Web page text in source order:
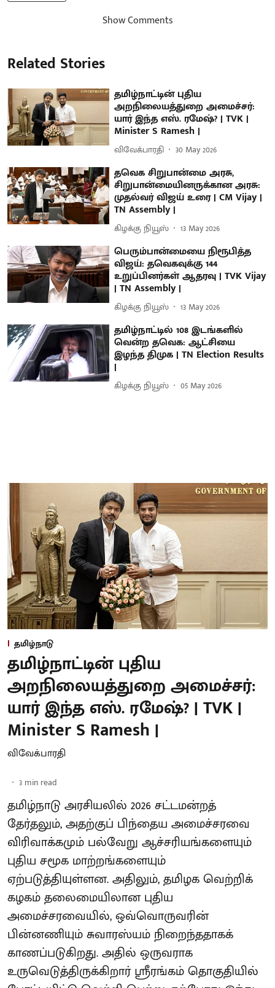
Show Comments
Related Stories
தமிழ்நாட்டின் புதிய
அறநிலையத்துறை அமைச்சர்:
யார் இந்த எஸ். ரமேஷ்? | TVK |
Minister S Ramesh |
விவேக்பாரதி 30 May 2026
தவெக சிறுபான்மை அரசு,
சிறுபான்மையினருக்கான அரசு:
முதல்வர் விஜய் உரை | CM Vijay |
TN Assembly |
கிழக்கு நியூஸ் 13 May 2026
பெரும்பான்மையை நிரூபித்த
விஜய்: தவெகவுக்கு 144
உறுப்பினர்கள் ஆதரவு | TVK Vijay
| TN Assembly |
கிழக்கு நியூஸ் 13 May 2026
தமிழ்நாட்டில் 108 இடங்களில்
வென்ற தவெக: ஆட்சியை
இழந்த திமுக | TN Election Results
|
கிழக்கு நியூஸ் 05 May 2026
தமிழ்நாடு
தமிழ்நாட்டின் புதிய
அறநிலையத்துறை அமைச்சர்:
யார் இந்த எஸ். ரமேஷ்? | TVK |
Minister S Ramesh |
விவேக்பாரதி
3 min read
தமிழ்நாடு அரசியலில் 2026 சட்டமன்றத்
தேர்தலும், அதற்குப் பிந்தைய அமைச்சரவை
விரிவாக்கமும் பல்வேறு ஆச்சரியங்களையும்
புதிய சமூக மாற்றங்களையும்
ஏற்படுத்தியுள்ளன. அதிலும், தமிழக வெற்றிக்
கழகம் தலைமையிலான புதிய
அமைச்சரவையில், ஒவ்வொருவரின்
பின்னணியும் சுவாரஸ்யம் நிறைந்ததாகக்
காணப்படுகிறது. அதில் ஒருவராக
உருவெடுத்திருக்கிறார் ஸ்ரீரங்கம் தொகுதியில்